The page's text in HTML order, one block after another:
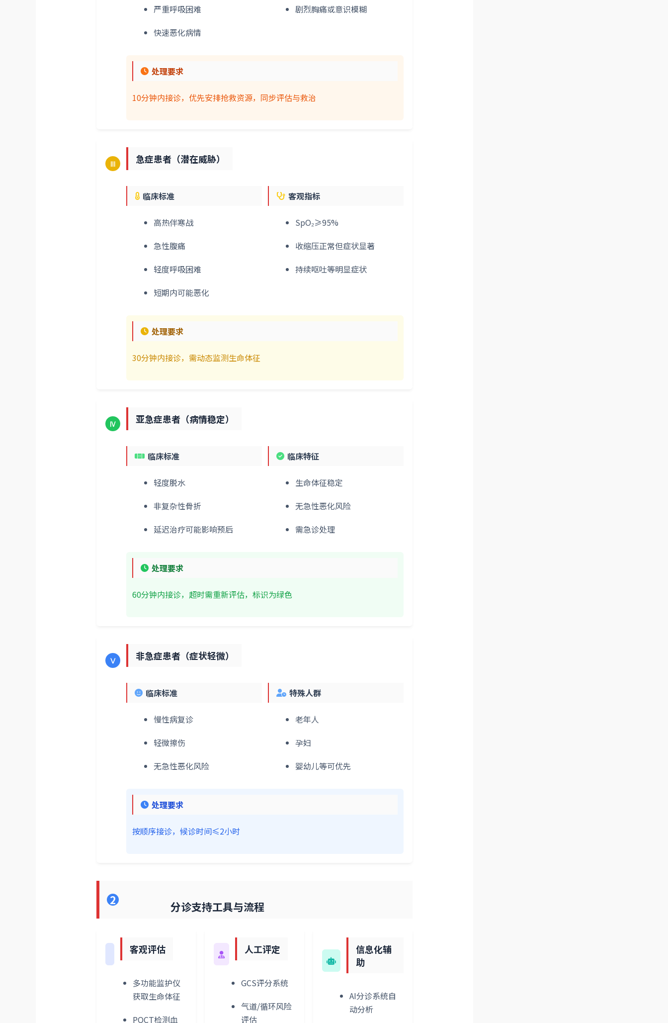
严重呼吸困难
快速恶化病情
剧烈胸痛或意识模糊
处理要求
10分钟内接诊，优先安排抢救资源，同步评估与救治
Ⅲ 急症患者（潜在威胁）
临床标准
高热伴寒战
急性腹痛
轻度呼吸困难
短期内可能恶化
客观指标
SpO₂≥95%
收缩压正常但症状显著
持续呕吐等明显症状
处理要求
30分钟内接诊，需动态监测生命体征
Ⅳ 亚急症患者（病情稳定）
临床标准
轻度脱水
非复杂性骨折
延迟治疗可能影响预后
临床特征
生命体征稳定
无急性恶化风险
需急诊处理
处理要求
60分钟内接诊，超时需重新评估，标识为绿色
Ⅴ 非急症患者（症状轻微）
临床标准
慢性病复诊
轻微擦伤
无急性恶化风险
特殊人群
老年人
孕妇
婴幼儿等可优先
处理要求
按顺序接诊，候诊时间≤2小时
2 分诊支持工具与流程
客观评估
多功能监护仪
获取生命体征
POCT检测血
人工评定
GCS评分系统
气道/循环风险
评估
信息化辅
助
AI分诊系统自
动分析